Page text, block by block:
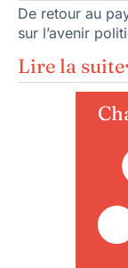
De retour au
sur l’avenir
Lire la suite